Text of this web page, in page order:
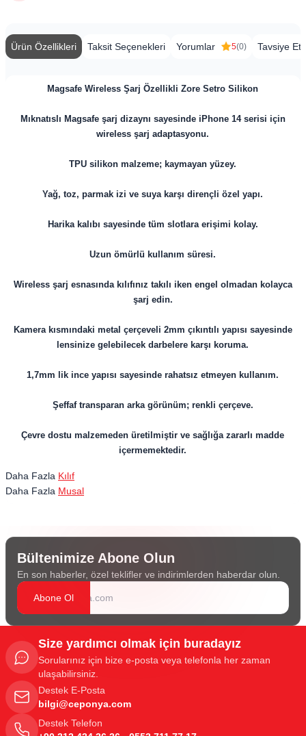
Ürün Özellikleri Taksit Seçenekleri Yorumlar 5(0) Tavsiye Et
Magsafe Wireless Şarj Özellikli Zore Setro Silikon
Mıknatıslı Magsafe şarj dizaynı sayesinde iPhone 14 serisi için
wireless şarj adaptasyonu.
TPU silikon malzeme; kaymayan yüzey.
Yağ, toz, parmak izi ve suya karşı dirençli özel yapı.
Harika kalıbı sayesinde tüm slotlara erişimi kolay.
Uzun ömürlü kullanım süresi.
Wireless şarj esnasında kılıfınız takılı iken engel olmadan kolayca
şarj edin.
Kamera kısmındaki metal çerçeveli 2mm çıkıntılı yapısı sayesinde
lensinize gelebilecek darbelere karşı koruma.
1,7mm lik ince yapısı sayesinde rahatsız etmeyen kullanım.
Şeffaf transparan arka görünüm; renkli çerçeve.
Çevre dostu malzemeden üretilmiştir ve sağlığa zararlı madde
içermemektedir.
Daha Fazla Kılıf
Daha Fazla Musal
Bültenimize Abone Olun
En son haberler, özel teklifler ve indirimlerden haberdar olun.
Abone Ol
Size yardımcı olmak için buradayız
Sorularınız için bize e-posta veya telefonla her zaman
ulaşabilirsiniz.
Destek E-Posta
bilgi@ceponya.com
Destek Telefon